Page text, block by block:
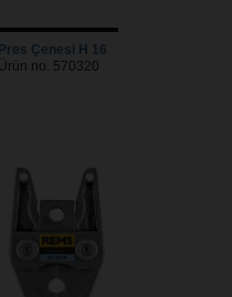
Pres Çenesi H 16
Ürün no. 570320